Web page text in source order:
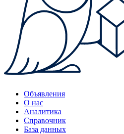
Объявления
О нас
Аналитика
Справочник
База данных